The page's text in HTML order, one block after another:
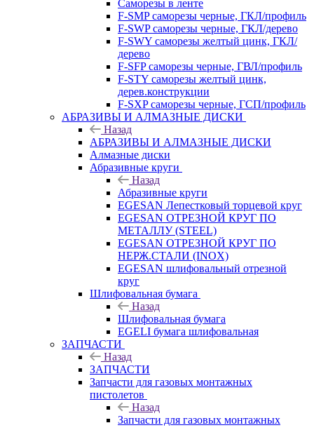
Саморезы в ленте
F-SMP саморезы черные, ГКЛ/профиль
F-SWP саморезы черные, ГКЛ/дерево
F-SWY саморезы желтый цинк, ГКЛ/
дерево
F-SFP саморезы черные, ГВЛ/профиль
F-STY саморезы желтый цинк,
дерев.конструкции
F-SXP саморезы черные, ГСП/профиль
АБРАЗИВЫ И АЛМАЗНЫЕ ДИСКИ
Назад
АБРАЗИВЫ И АЛМАЗНЫЕ ДИСКИ
Алмазные диски
Абразивные круги
Назад
Абразивные круги
EGESAN Лепестковый торцевой круг
EGESAN ОТРЕЗНОЙ КРУГ ПО
МЕТАЛЛУ (STEEL)
EGESAN ОТРЕЗНОЙ КРУГ ПО
НЕРЖ.СТАЛИ (INOX)
EGESAN шлифовальный отрезной
круг
Шлифовальная бумага
Назад
Шлифовальная бумага
EGELI бумага шлифовальная
ЗАПЧАСТИ
Назад
ЗАПЧАСТИ
Запчасти для газовых монтажных
пистолетов
Назад
Запчасти для газовых монтажных